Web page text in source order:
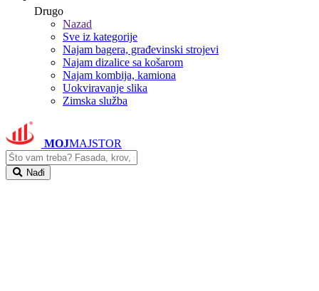
Drugo
Nazad
Sve iz kategorije
Najam bagera, građevinski strojevi
Najam dizalice sa košarom
Najam kombija, kamiona
Uokviravanje slika
Zimska služba
MOJMAJSTOR
Nađi